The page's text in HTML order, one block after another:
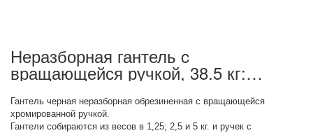
Неразборная гантель c
вращающейся ручкой, 38.5 кг:
описание товара
Гантель черная неразборная обрезиненная с вращающейся
хромированной ручкой.
Гантели собираются из весов в 1,25; 2,5 и 5 кг. и ручек с